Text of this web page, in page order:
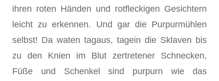
ihren roten Händen und rotfleckigen Gesichtern
leicht zu erkennen. Und gar die Purpurmühlen
selbst! Da waten tagaus, tagein die Sklaven bis
zu den Knien im Blut zertretener Schnecken,
Füße und Schenkel sind purpurn wie das